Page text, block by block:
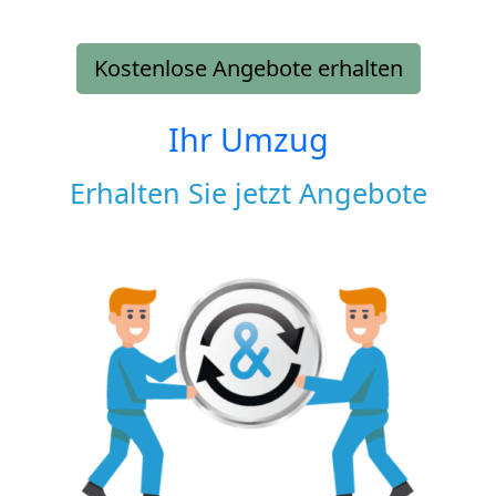
Kostenlose Angebote erhalten
Ihr Umzug
Erhalten Sie jetzt Angebote